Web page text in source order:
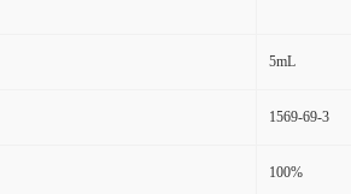
5mL
1569-69-3
100%